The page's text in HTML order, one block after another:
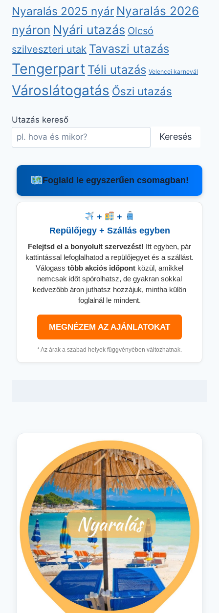
Nyaralás 2025 nyár Nyaralás 2026
nyáron Nyári utazás Olcsó
szilveszteri utak Tavaszi utazás
Tengerpart Téli utazás Velencei karnevál
Városlátogatás Őszi utazás
Utazás kereső
Keresés
Foglald le egyszerűen csomagban!
+
+
Repülőjegy + Szállás egyben
Felejtsd el a bonyolult szervezést! Itt egyben, pár
kattintással lefoglalhatod a repülőjegyet és a szállást.
Válogass több akciós időpont közül, amikkel
nemcsak időt spórolhatsz, de gyakran sokkal
kedvezőbb áron juthatsz hozzájuk, mintha külön
foglalnál le mindent.
MEGNÉZEM AZ AJÁNLATOKAT
* Az árak a szabad helyek függvényében változhatnak.